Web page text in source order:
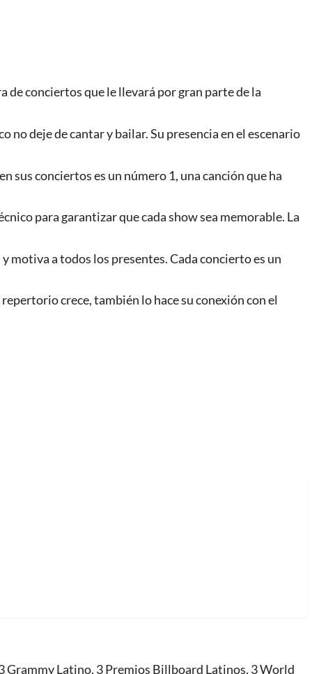
de conciertos que le llevará por gran parte de la
deje de cantar y bailar. Su presencia en el escenario
sus conciertos es un número 1, una canción que ha
para garantizar que cada show sea memorable. La
motiva a todos los presentes. Cada concierto es un
crece, también lo hace su conexión con el
Grammy Latino, 3 Premios Billboard Latinos, 3 World